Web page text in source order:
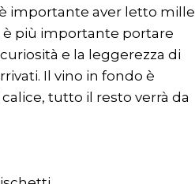
importante aver letto mille
è più importante portare
e la leggerezza di
Il vino in fondo è
tutto il resto verrà da